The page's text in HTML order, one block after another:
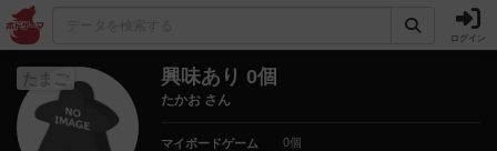
ログイン
たまご 興味あり 0個
たかお さん
マイボードゲーム
0個